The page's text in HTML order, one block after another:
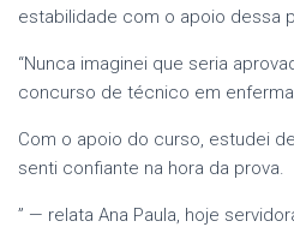
estabilidade com o apoio dessa
“Nunca imaginei que seria
concurso de técnico em
Com o apoio do curso, estudei
senti confiante na hora da prova.
” — relata Ana Paula, hoje